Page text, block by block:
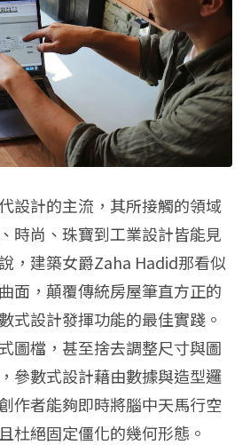
設計的主流，其所接觸的領域
時尚、珠寶到工業設計皆能見
，建築女爵Zaha Hadid那看似
面，顛覆傳統房屋筆直方正的
式設計發揮功能的最佳實踐。
圖檔，甚至捨去調整尺寸與圖
參數式設計藉由數據與造型邏
作者能夠即時將腦中天馬行空
杜絕固定僵化的幾何形態。